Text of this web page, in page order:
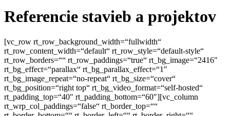
Referencie stavieb a projektov
[vc_row rt_row_background_width=“fullwidth“
rt_row_content_width=“default“ rt_row_style=“default-style“
rt_row_borders=““ rt_row_paddings=“true“ rt_bg_image=“2416″
rt_bg_effect=“parallax“ rt_bg_parallax_effect=“1″
rt_bg_image_repeat=“no-repeat“ rt_bg_size=“cover“
rt_bg_position=“right top“ rt_bg_video_format=“self-hosted“
rt_padding_top=“40″ rt_padding_bottom=“60″][vc_column
rt_wrp_col_paddings=“false“ rt_border_top=““